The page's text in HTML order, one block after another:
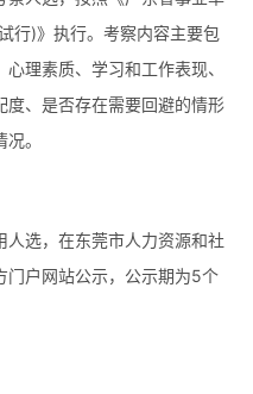
行)》执行。考察内容主要包
理素质、学习和工作表现、
、是否存在需要回避的情形
。
选，在东莞市人力资源和社
门户网站公示，公示期为5个